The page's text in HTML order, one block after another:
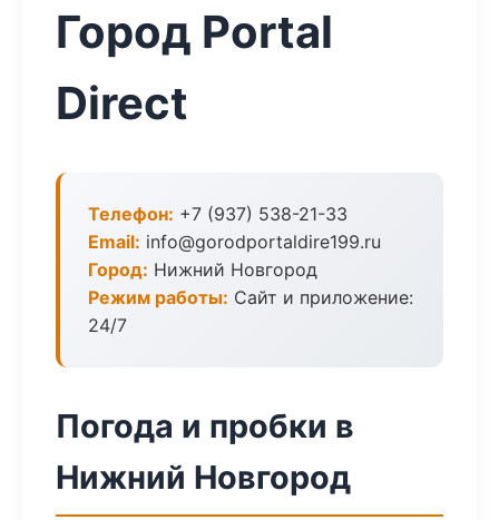
Город Portal
Direct
Телефон: +7 (937) 538-21-33
Email: info@gorodportaldire199.ru
Город: Нижний Новгород
Режим работы: Сайт и приложение:
24/7
Погода и пробки в
Нижний Новгород